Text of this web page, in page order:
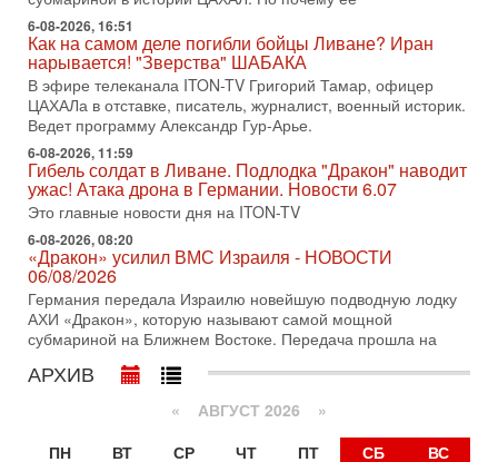
хочет эскалации, но КСИР готовит взрыв!
В эфире телеканала ITON-TV СЕРГЕЙ МИГДАЛЬ, эксперт
по вопросам безопасности, офицер запаса
Международного управления полиции Израиля, автор
31-07-2026, 09:02
Битва за разоружение ХАМАСа - НОВОСТИ
31/07/2026
Сегодня президент США Дональд Трамп заявил о
достижении исторического соглашения о полном
разоружении ХАМАСа и других вооруженных группировок в
30-07-2026, 17:59
Иран доведет Трампа до крайних мер? Разбор и
оценка от военного обозревателя Давида Шарпа
Ситуация вокруг противостояния Ирана и США накаляется
с каждым днем. Почему Трамп в самый последний момент
отменил решение о нанесении тяжелых ударов
30-07-2026, 16:54
Покупатель авиакомпании «Аркия» намерен
запретить полеты по субботам!
Вокруг возможной продажи авиакомпании «Аркия»
разгорается громкий конфликт.
6-08-2026, 16:51
Как на самом деле погибли бойцы Ливане? Иран
нарывается! "Зверства" ШАБАКА
В эфире телеканала ITON-TV Григорий Тамар, офицер
ЦАХАЛа в отставке, писатель, журналист, военный историк.
Ведет программу Александр Гур-Арье.
6-08-2026, 11:59
Гибель солдат в Ливане. Подлодка "Дракон" наводит
ужас! Атака дрона в Германии. Новости 6.07
Это главные новости дня на ITON-TV
6-08-2026, 08:20
«Дракон» усилил ВМС Израиля - НОВОСТИ
06/08/2026
Германия передала Израилю новейшую подводную лодку
АХИ «Дракон», которую называют самой мощной
субмариной на Ближнем Востоке. Передача прошла на
АРХИВ
« АВГУСТ 2026 »
ПН
ВТ СР ЧТ ПТ СБ
ВС